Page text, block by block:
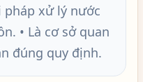
pháp xử lý nước
• Là cơ sở quan
đúng quy định.